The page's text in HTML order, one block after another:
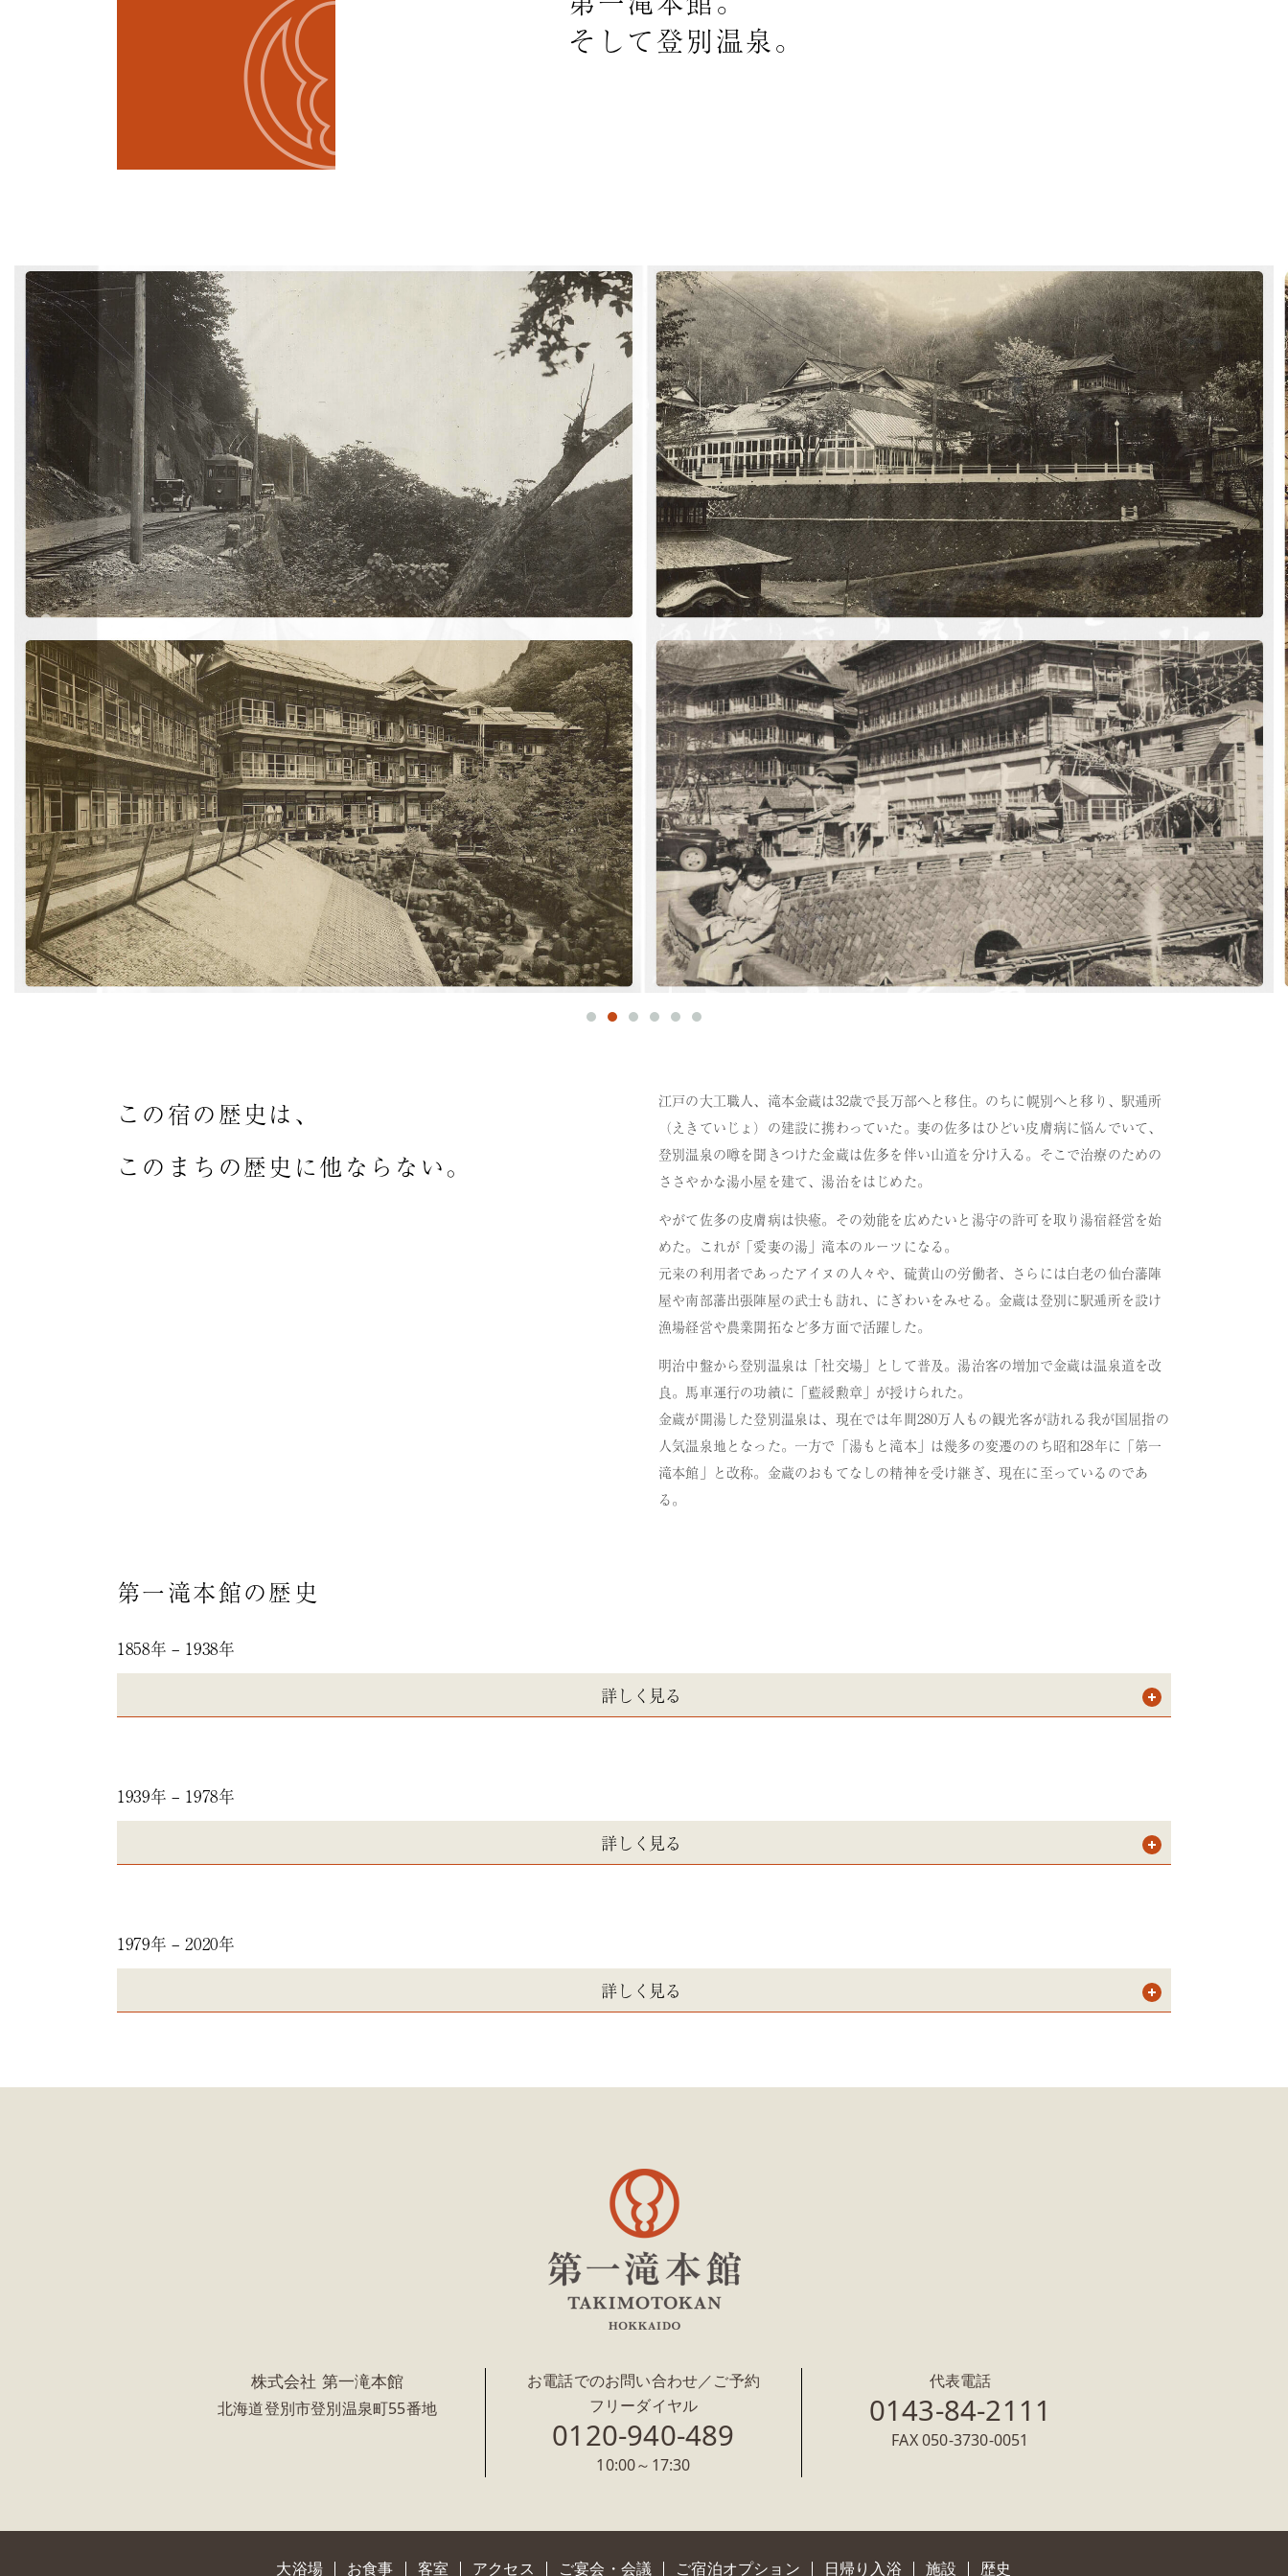
ア
ク
セ
ス
オ
ン
ラ
イ
ン
シ
ョ
ッ
プ
歴
史
よ
く
あ
る
ご
質
問
お
問
い
合
わ
せ
滝
本
だ
よ
そして登別温泉。
この宿の歴史は、
このまちの歴史に他ならない。
江戸の大工職人、滝本金蔵は32歳で長万部へと移住。のちに幌別へと移り、駅逓所
（えきていじょ）の建設に携わっていた。妻の佐多はひどい皮膚病に悩んでいて、
登別温泉の噂を聞きつけた金蔵は佐多を伴い山道を分け入る。そこで治療のための
ささやかな湯小屋を建て、湯治をはじめた。
やがて佐多の皮膚病は快癒。その効能を広めたいと湯守の許可を取り湯宿経営を始
めた。これが「愛妻の湯」滝本のルーツになる。
元来の利用者であったアイヌの人々や、硫黄山の労働者、さらには白老の仙台藩陣
屋や南部藩出張陣屋の武士も訪れ、にぎわいをみせる。金蔵は登別に駅逓所を設け
漁場経営や農業開拓など多方面で活躍した。
明治中盤から登別温泉は「社交場」として普及。湯治客の増加で金蔵は温泉道を改
良。馬車運行の功績に「藍綬勲章」が授けられた。
金蔵が開湯した登別温泉は、現在では年間280万人もの観光客が訪れる我が国屈指の
人気温泉地となった。一方で「湯もと滝本」は幾多の変遷ののち昭和28年に「第一
滝本館」と改称。金蔵のおもてなしの精神を受け継ぎ、現在に至っているのであ
る。
第一滝本館の歴史
1858年 – 1938年
詳しく見る
1939年 – 1978年
詳しく見る
1979年 – 2020年
詳しく見る
株式会社 第一滝本館
北海道登別市登別温泉町55番地
お電話でのお問い合わせ／ご予約
フリーダイヤル
0120-940-489
10:00～17:30
代表電話
0143-84-2111
FAX 050-3730-0051
大浴場 お食事 客室 アクセス ご宴会・会議 ご宿泊オプション 日帰り入浴 施設 歴史